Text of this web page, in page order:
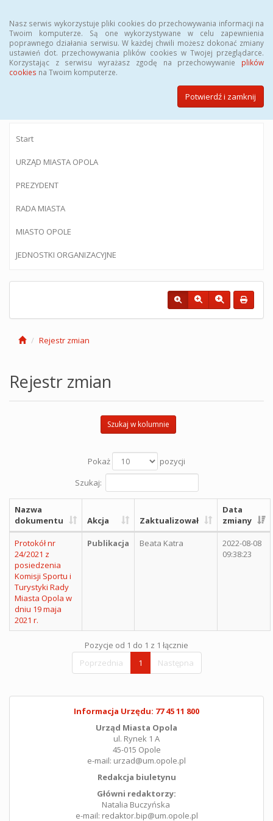
Nasz serwis wykorzystuje pliki cookies do przechowywania informacji na
Twoim komputerze. Są one wykorzystywane w celu zapewnienia
poprawnego działania serwisu. W każdej chwili możesz dokonać zmiany
ustawień dot. przechowywania plików cookies w Twojej przeglądarce.
Korzystając z serwisu wyrażasz zgodę na przechowywanie plików
cookies na Twoim komputerze.
Potwierdź i zamknij
BIULETYN INFORMACJI PUBLICZNEJ
Urzędu Miasta Opola
Start
URZĄD MIASTA OPOLA
PREZYDENT
RADA MIASTA
MIASTO OPOLE
JEDNOSTKI ORGANIZACYJNE
Rejestr zmian
Rejestr zmian
Szukaj w kolumnie
Pokaż
pozycji
Szukaj:
Nazwa
dokumentu
Akcja Zaktualizował
Data
zmiany
Protokół nr
24/2021 z
posiedzenia
Komisji Sportu i
Turystyki Rady
Miasta Opola w
dniu 19 maja
2021 r.
Publikacja Beata Katra
2022-08-08
09:38:23
Pozycje od 1 do 1 z 1 łącznie
Poprzednia
1 Następna
Informacja Urzędu: 77 45 11 800
Urząd Miasta Opola
ul. Rynek 1 A
45-015 Opole
e-mail: urzad@um.opole.pl
Redakcja biuletynu
Główni redaktorzy:
Natalia Buczyńska
e-mail: redaktor.bip@um.opole.pl